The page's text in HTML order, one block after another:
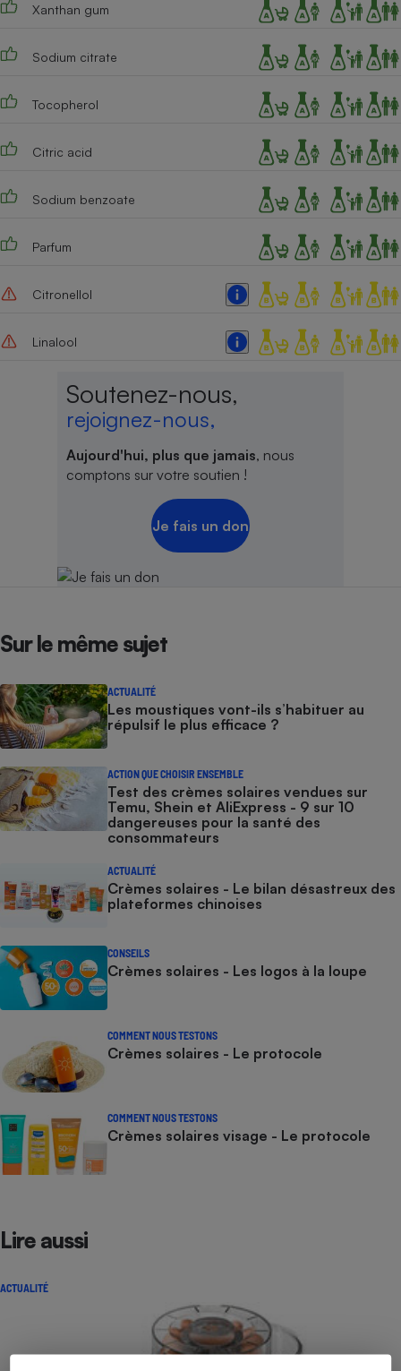
Xanthan gum
Sodium citrate
Tocopherol
Citric acid
Sodium benzoate
Parfum
Citronellol
Linalool
Soutenez-nous,
rejoignez-nous,
Aujourd'hui, plus que jamais, nous
comptons sur votre soutien !
Je fais un don
Sur le même sujet
ACTUALITÉ
Les moustiques vont-ils s’habituer au
répulsif le plus efficace ?
ACTION QUE CHOISIR ENSEMBLE
Test des crèmes solaires vendues sur
Temu, Shein et AliExpress - 9 sur 10
dangereuses pour la santé des
consommateurs
ACTUALITÉ
Crèmes solaires - Le bilan désastreux des
plateformes chinoises
CONSEILS
Crèmes solaires - Les logos à la loupe
COMMENT NOUS TESTONS
Crèmes solaires - Le protocole
COMMENT NOUS TESTONS
Crèmes solaires visage - Le protocole
Lire aussi
ACTUALITÉ